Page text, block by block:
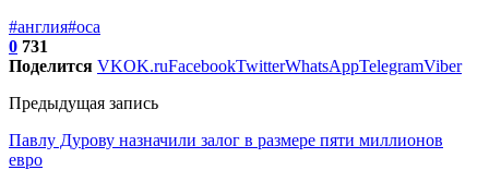
#англия#оса
0 731
Поделится VKOK.ruFacebookTwitterWhatsAppTelegramViber
Предыдущая запись
Павлу Дурову назначили залог в размере пяти миллионов
евро